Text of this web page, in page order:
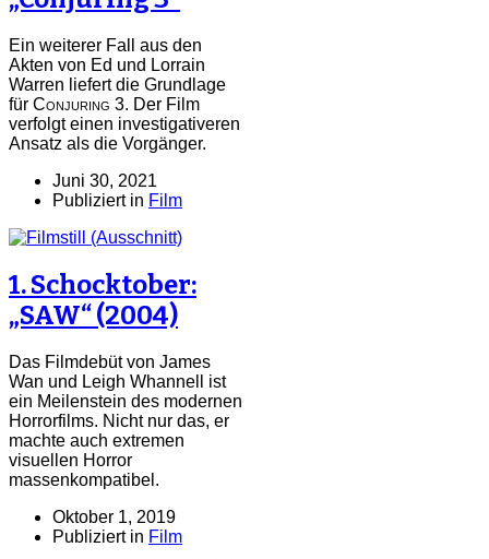
Ein weiterer Fall aus den
Akten von Ed und Lorrain
Warren liefert die Grundlage
für Conjuring 3. Der Film
verfolgt einen investigativeren
Ansatz als die Vorgänger.
Juni 30, 2021
Publiziert in Film
1. Schocktober:
„SAW“ (2004)
Das Filmdebüt von James
Wan und Leigh Whannell ist
ein Meilenstein des modernen
Horrorfilms. Nicht nur das, er
machte auch extremen
visuellen Horror
massenkompatibel.
Oktober 1, 2019
Publiziert in Film